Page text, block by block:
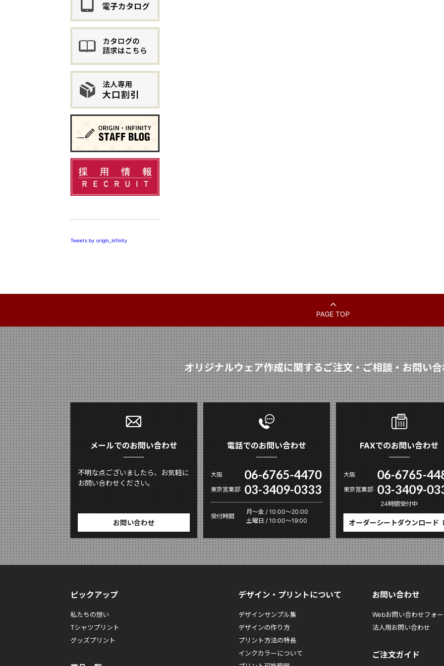
Tweets by origin_infinity
PAGE TOP
オリジナルウェア作成に関するご注文・ご相談・お問い
メールでのお問い合わせ
不明な点ございましたら、お気軽に
お問い合わせください。
お問い合わせ
電話でのお問い合わせ
大阪 06-6765-4470
東京営業部 03-3409-0333
受付時間
月〜金 / 10:00～20:00
土曜日 / 10:00～19:00
FAXでのお問い合わせ
大阪 06-6765-
東京営業部 03-3409-
24時間受付中
オーダーシートダウンロード
ピックアップ
私たちの想い
Tシャツプリント
グッズプリント
デザイン・プリントについて
デザインサンプル集
デザインの作り方
プリント方法の特長
インクカラーについて
お問い合わせ
Webお問い合わせフォ
法人用お問い合わせ
ご注文ガイド